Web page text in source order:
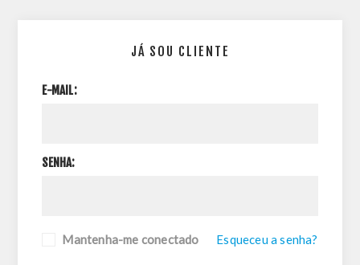
JÁ SOU CLIENTE
E-MAIL:
SENHA:
Mantenha-me conectado Esqueceu a senha?